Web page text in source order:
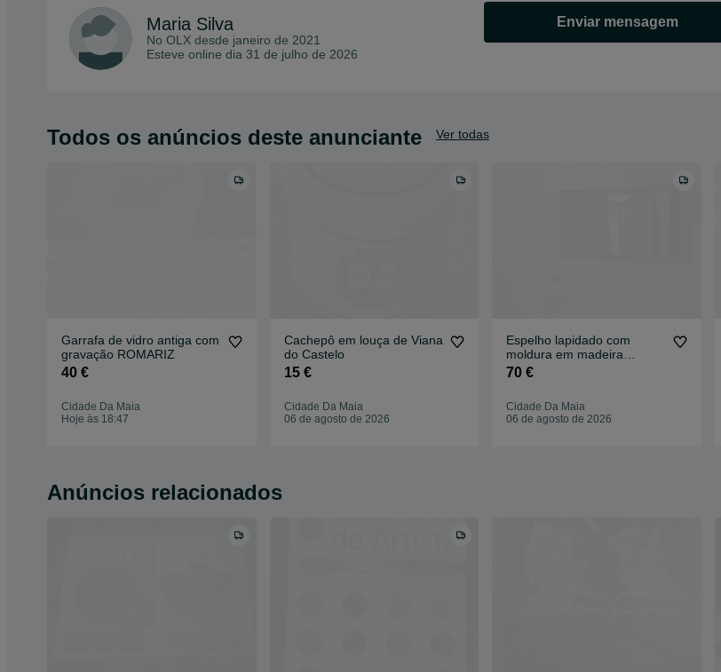
Maria Silva
No OLX desde janeiro de 2021
Esteve online dia 31 de julho de 2026
Enviar mensagem
Todos os anúncios deste anunciante Ver todas
Garrafa de vidro antiga com
gravação ROMARIZ
40 €
Cidade Da Maia
Hoje às 18:47
Cachepô em louça de Viana
do Castelo
15 €
Cidade Da Maia
06 de agosto de 2026
Espelho lapidado com
moldura em madeira
dourado velho
70 €
Cidade Da Maia
06 de agosto de 2026
Anúncios relacionados